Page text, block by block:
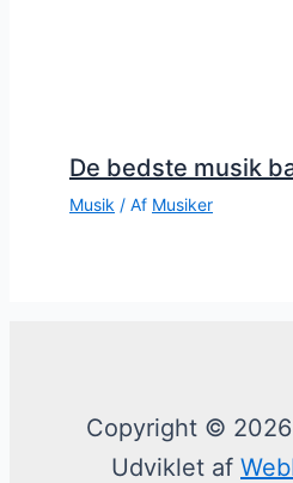
De bedste musik
Musik / Af Musiker
Copyright © 2026
Udviklet af